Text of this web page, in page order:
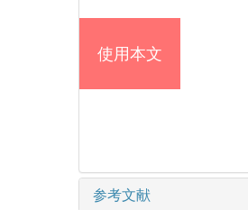
使用本文
参考文献